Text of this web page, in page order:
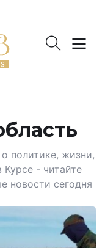
политике, жизни,
Курсе - читайте
новости сегодня